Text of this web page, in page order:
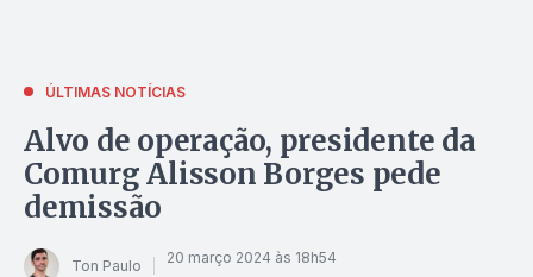
ÚLTIMAS NOTÍCIAS
Alvo de operação, presidente da
Comurg Alisson Borges pede
demissão
Ton Paulo 20 março 2024 às 18h54